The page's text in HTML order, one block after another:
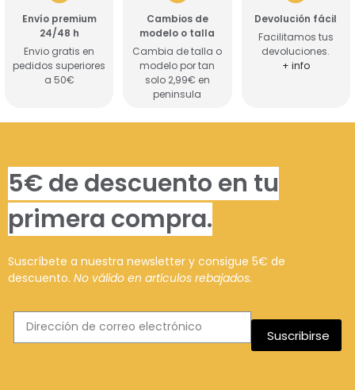
Envío premium
24/48 h
Envio gratis en
pedidos superiores
a 50€
Cambios de
modelo o talla
Cambia de talla o
modelo por tan
solo 2,99€ en
peninsula
Devolución fácil
Facilitamos tus
devoluciones.
+ info
5€ de descuento en tu
primera compra.
Suscríbete a nuestra newsletter y consigue 5€ de
descuento. No válido en artículos rebajados.
Suscribirse